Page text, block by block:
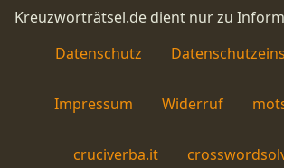
Kreuzworträtsel.de dient nur zu
Datenschutz
Impressum Widerruf
cruciverba.it